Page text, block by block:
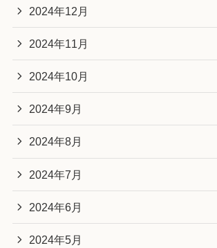
2024年12月
2024年11月
2024年10月
2024年9月
2024年8月
2024年7月
2024年6月
2024年5月